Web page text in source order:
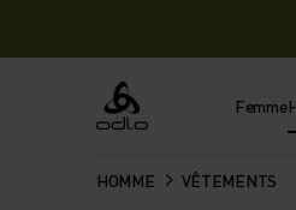
Odlo Femme
HOMME VÊTEMENTS